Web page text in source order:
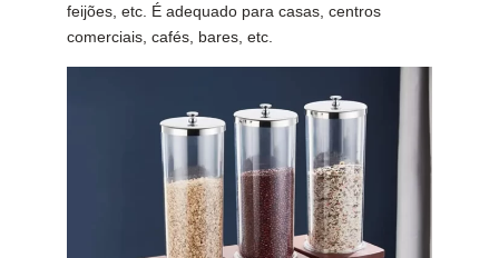
feijões, etc. É adequado para casas, centros
comerciais, cafés, bares, etc.